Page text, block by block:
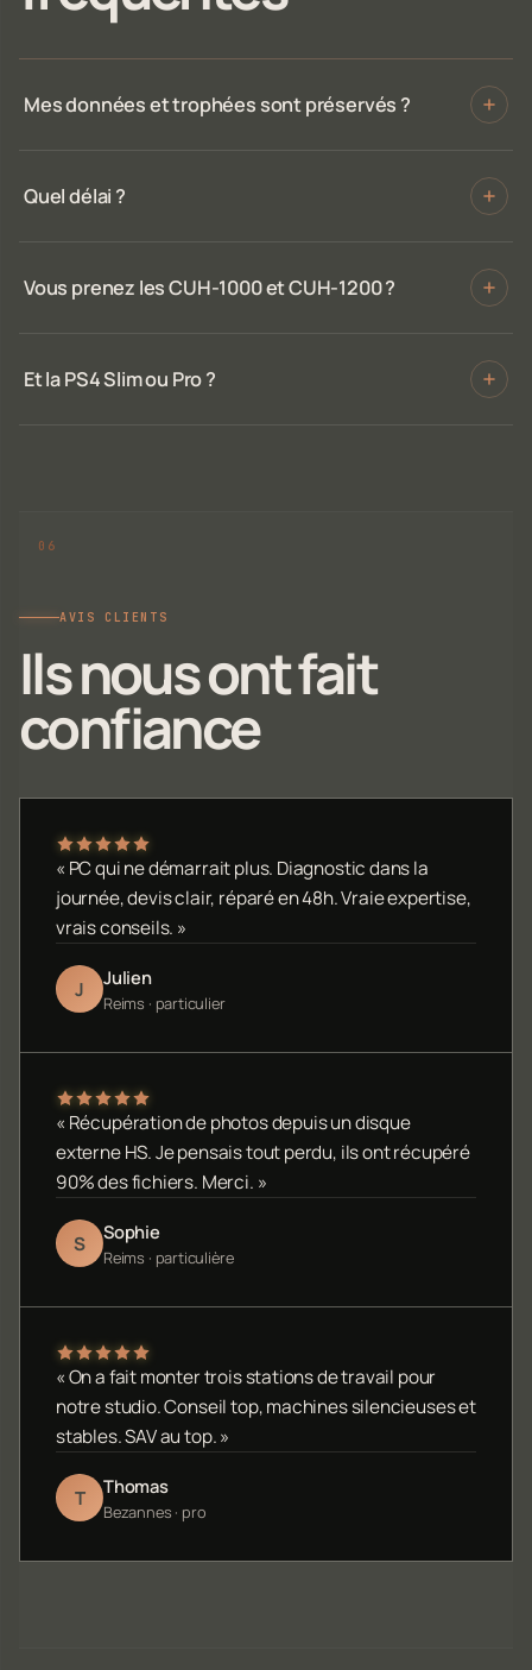
Mes données et trophées sont préservés ?
Quel délai ?
Vous prenez les CUH-1000 et CUH-1200 ?
Et la PS4 Slim ou Pro ?
AVIS CLIENTS
Ils nous ont fait
confiance
« PC qui ne démarrait plus. Diagnostic dans la
journée, devis clair, réparé en 48h. Vraie expertise,
vrais conseils. »
J Julien
Reims · particulier
« Récupération de photos depuis un disque
externe HS. Je pensais tout perdu, ils ont récupéré
90% des fichiers. Merci. »
S Sophie
Reims · particulière
« On a fait monter trois stations de travail pour
notre studio. Conseil top, machines silencieuses et
stables. SAV au top. »
T Thomas
Bezannes · pro